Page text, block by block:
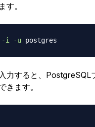
す。
-i -u
力すると、PostgreSQL
きます。